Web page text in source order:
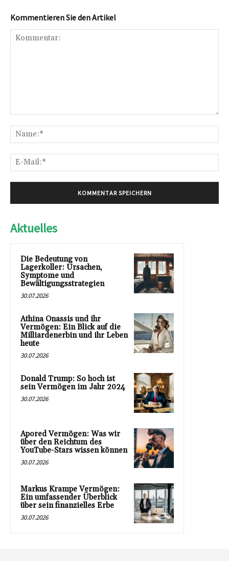
Kommentieren Sie den Artikel
Aktuelles
Die Bedeutung von
Lagerkoller: Ursachen,
Symptome und
Bewältigungsstrategien
30.07.2026
Athina Onassis und ihr
Vermögen: Ein Blick auf die
Milliardenerbin und ihr Leben
heute
30.07.2026
Donald Trump: So hoch ist
sein Vermögen im Jahr 2024
30.07.2026
Apored Vermögen: Was wir
über den Reichtum des
YouTube-Stars wissen können
30.07.2026
Markus Krampe Vermögen:
Ein umfassender Überblick
über sein finanzielles Erbe
30.07.2026